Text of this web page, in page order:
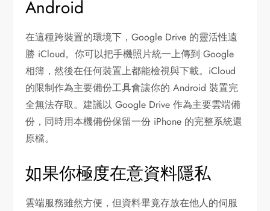
Android
在這種跨裝置的環境下，Google Drive 的靈活性遠
勝 iCloud。你可以把手機照片統一上傳到 Google
相簿，然後在任何裝置上都能檢視與下載。iCloud
的限制作為主要備份工具會讓你的 Android 裝置完
全無法存取。建議以 Google Drive 作為主要雲端備
份，同時用本機備份保留一份 iPhone 的完整系統還
原檔。
如果你極度在意資料隱私
雲端服務雖然方便，但資料畢竟存放在他人的伺服